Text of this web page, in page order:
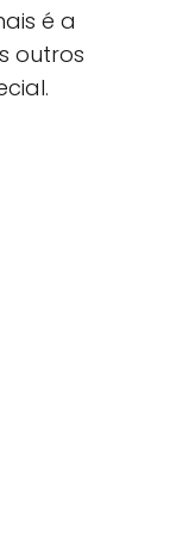
é a
outros